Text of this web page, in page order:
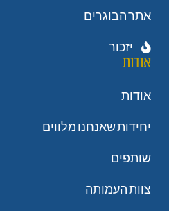
אתר הבוגרים
יזכור
אודות
אודות
יחידות שאנחנו מלווים
שותפים
צוות העמותה